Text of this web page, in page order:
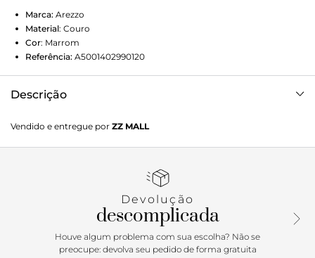
Marca: Arezzo
Material: Couro
Cor: Marrom
Referência: A5001402990120
Descrição
Vendido e entregue por ZZ MALL
Devolução
descomplicada
Houve algum problema com sua escolha? Não se
preocupe: devolva seu pedido de forma gratuita